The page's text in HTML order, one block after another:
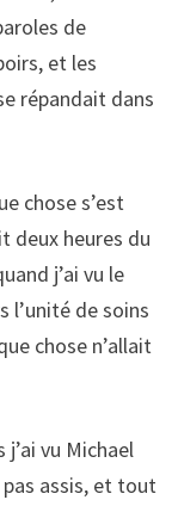
de
et les
répandait dans
chose s’est
deux heures du
j’ai vu le
l’unité de soins
chose n’allait
vu Michael
assis, et tout